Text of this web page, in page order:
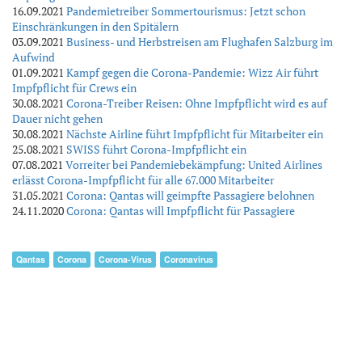
16.09.2021 Pandemietreiber Sommertourismus: Jetzt schon
Einschränkungen in den Spitälern
03.09.2021 Business- und Herbstreisen am Flughafen Salzburg im
Aufwind
01.09.2021 Kampf gegen die Corona-Pandemie: Wizz Air führt
Impfpflicht für Crews ein
30.08.2021 Corona-Treiber Reisen: Ohne Impfpflicht wird es auf
Dauer nicht gehen
30.08.2021 Nächste Airline führt Impfpflicht für Mitarbeiter ein
25.08.2021 SWISS führt Corona-Impfpflicht ein
07.08.2021 Vorreiter bei Pandemiebekämpfung: United Airlines
erlässt Corona-Impfpflicht für alle 67.000 Mitarbeiter
31.05.2021 Corona: Qantas will geimpfte Passagiere belohnen
24.11.2020Corona: Qantas will Impfpflicht für Passagiere
Qantas Corona Corona-Virus Coronavirus